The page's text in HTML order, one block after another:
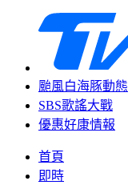
颱風白海豚動態
SBS歌謠大戰
優惠好康情報
首頁
即時